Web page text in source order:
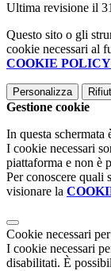
Ultima revisione il
Questo sito o gli
cookie necessari al
COOKIE POLICY
Personalizza
Gestione cookie
In questa schermata
I cookie necessari
piattaforma e non è
Per conoscere quali
visionare la
Cookie necessari
I cookie necessari
disabilitati. È